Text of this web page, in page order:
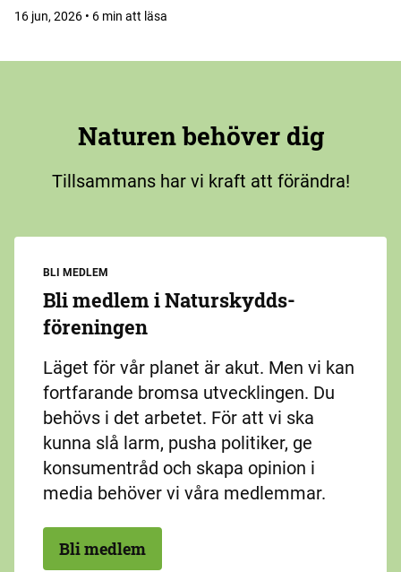
16 jun, 2026 • 6 min att läsa
Naturen behöver dig
Tillsammans har vi kraft att förändra!
BLI MEDLEM
Bli medlem i Naturskydds­
föreningen
Läget för vår planet är akut. Men vi kan
fortfarande bromsa utvecklingen. Du
behövs i det arbetet. För att vi ska
kunna slå larm, pusha politiker, ge
konsumentråd och skapa opinion i
media behöver vi våra medlemmar.
Bli medlem